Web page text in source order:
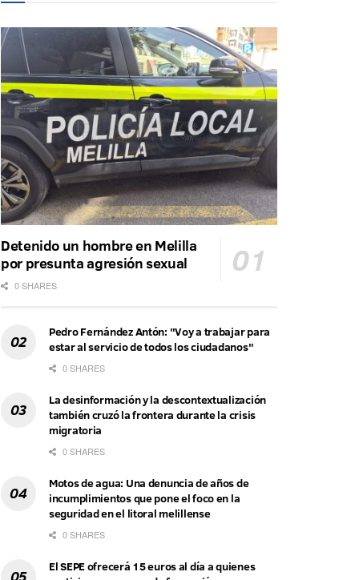
Detenido un hombre en Melilla
por presunta agresión sexual
0 SHARES
Pedro Fernández Antón: "Voy a trabajar para
estar al servicio de todos los ciudadanos"
0 SHARES
La desinformación y la descontextualización
también cruzó la frontera durante la crisis
migratoria
0 SHARES
Motos de agua: Una denuncia de años de
incumplimientos que pone el foco en la
seguridad en el litoral melillense
0 SHARES
El SEPE ofrecerá 15 euros al día a quienes